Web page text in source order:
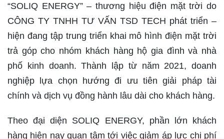
“SOLIQ ENERGY” – thương hiệu điện mặt trời do
CÔNG TY TNHH TƯ VẤN TSD TECH phát triển –
hiện đang tập trung triển khai mô hình điện mặt trời
trả góp cho nhóm khách hàng hộ gia đình và nhà
phố kinh doanh. Thành lập từ năm 2021, doanh
nghiệp lựa chọn hướng đi ưu tiên giải pháp tài
chính và dịch vụ đồng hành lâu dài cho khách hàng.
Theo đại diện SOLIQ ENERGY, phần lớn khách
hàng hiện nay quan tâm tới việc giảm áp lực chi phí